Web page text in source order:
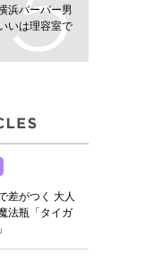
浜バーバー男
いは理容室で
差がつく 大人
法瓶「タイガ